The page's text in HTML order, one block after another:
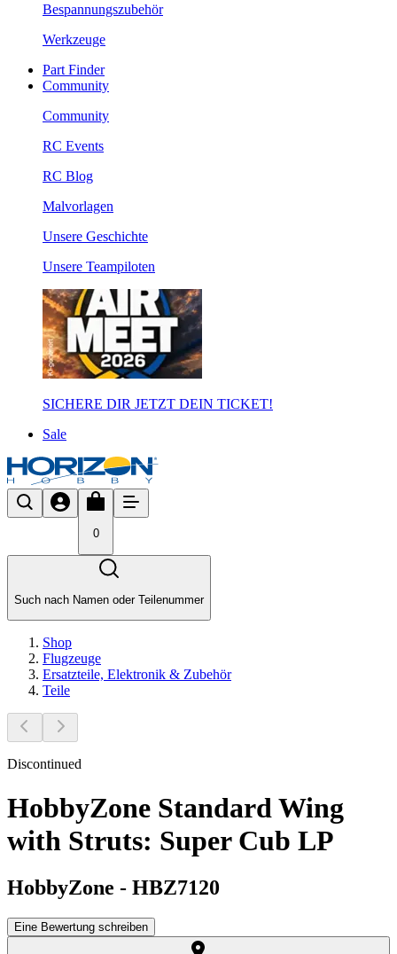
Bespannungszubehör
Werkzeuge
Part Finder
Community
Community
RC Events
RC Blog
Malvorlagen
Unsere Geschichte
Unsere Teampiloten
SICHERE DIR JETZT DEIN TICKET!
Sale
0
Such nach Namen oder Teilenummer
Shop
Flugzeuge
Ersatzteile, Elektronik & Zubehör
Teile
Discontinued
HobbyZone Standard Wing
with Struts: Super Cub LP
HobbyZone - HBZ7120
Eine Bewertung schreiben